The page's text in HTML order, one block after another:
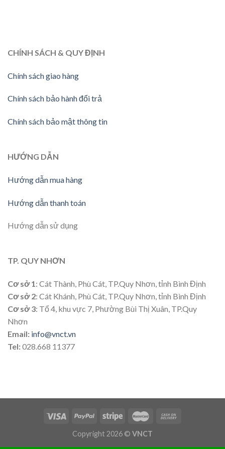
CHÍNH SÁCH & QUY ĐỊNH
Chính sách giao hàng
Chính sách bảo hành đổi trả
Chính sách bảo mật thông tin
HƯỚNG DẪN
Hướng dẫn mua hàng
Hướng dẫn thanh toán
Hướng dẫn sử dụng
TP. QUY NHƠN
Cơ sở 1: Cát Thành, Phù Cát, TP.Quy Nhơn, tỉnh Bình Định
Cơ sở 2: Cát Khánh, Phù Cát, TP.Quy Nhơn, tỉnh Bình Định
Cơ sở 3: Tổ 4, khu vực 7, Phường Bùi Thị Xuân, TP.Quy
Nhơn
Email: info@vnct.vn
Tel:028.668 11377
Copyright 2026 © VNCT